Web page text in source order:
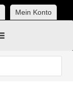
Mein Konto